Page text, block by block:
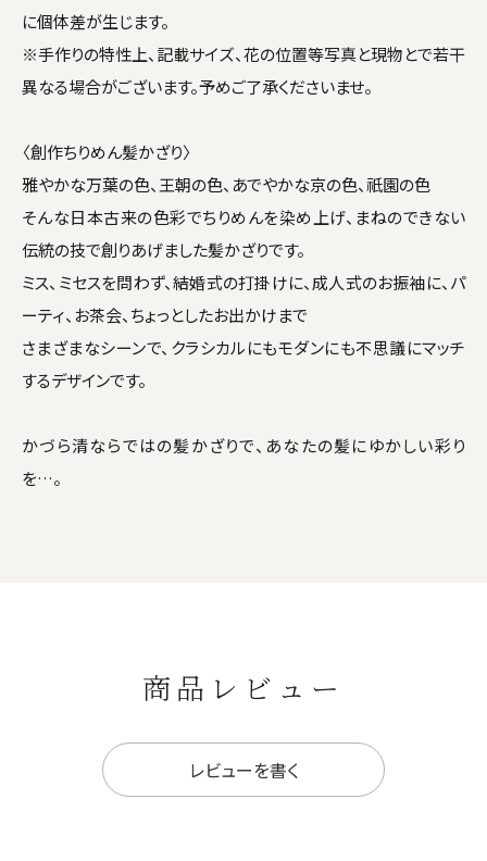
に個体差が生じます。
※手作りの特性上、記載サイズ、花の位置等写真と現物とで若干
異なる場合がございます。予めご了承くださいませ。
〈創作ちりめん髪かざり〉
雅やかな万葉の色、王朝の色、あでやかな京の色、祇園の色
そんな日本古来の色彩でちりめんを染め上げ、まねのできない
伝統の技で創りあげました髪かざりです。
ミス、ミセスを問わず、結婚式の打掛けに、成人式のお振袖に、パ
ーティ、お茶会、ちょっとしたお出かけまで
さまざまなシーンで、クラシカルにもモダンにも不思議にマッチ
するデザインです。
かづら清ならではの髪かざりで、あなたの髪にゆかしい彩り
を…。
商品レビュー
レビューを書く